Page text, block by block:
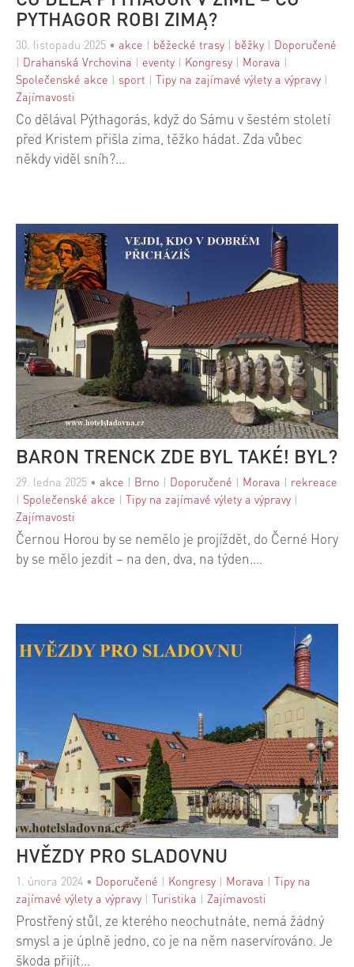
PYTHAGOR ROBI ZIMĄ?
30. listopadu 2025 • akce | běžecké trasy | běžky | Doporučené
| Drahanská Vrchovina | eventy | Kongresy | Morava |
Společenské akce | sport | Tipy na zajímavé výlety a výpravy |
Zajímavosti
Co dělával Pýthagorás, když do Sámu v šestém století
před Kristem přišla zima, těžko hádat. Zda vůbec
někdy viděl sníh?…
BARON TRENCK ZDE BYL TAKÉ! BYL?
29. ledna 2025 • akce | Brno | Doporučené | Morava | rekreace
| Společenské akce | Tipy na zajímavé výlety a výpravy |
Zajímavosti
Černou Horou by se nemělo je projíždět, do Černé Hory
by se mělo jezdit – na den, dva, na týden.…
HVĚZDY PRO SLADOVNU
1. února 2024 • Doporučené | Kongresy | Morava | Tipy na
zajímavé výlety a výpravy | Turistika | Zajímavosti
Prostřený stůl, ze kterého neochutnáte, nemá žádný
smysl a je úplně jedno, co je na něm naservírováno. Je
škoda přijít…